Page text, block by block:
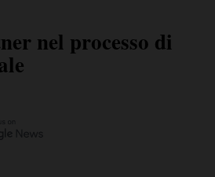
nel processo di